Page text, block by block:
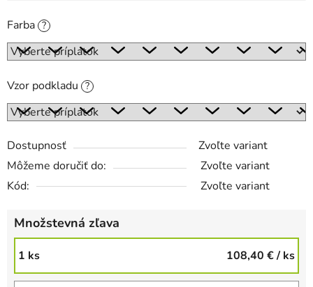
Farba ?
Vzor podkladu ?
Dostupnosť
Zvoľte variant
Môžeme doručiť do:
Zvoľte variant
Kód:
Zvoľte variant
Množstevná zľava
1 ks 108,40 €/ ks